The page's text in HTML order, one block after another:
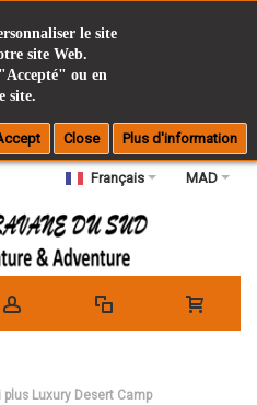
le site
site Web.
ou en
site.
Close Plus d'information
MAD
Français
plus Luxury Desert Camp